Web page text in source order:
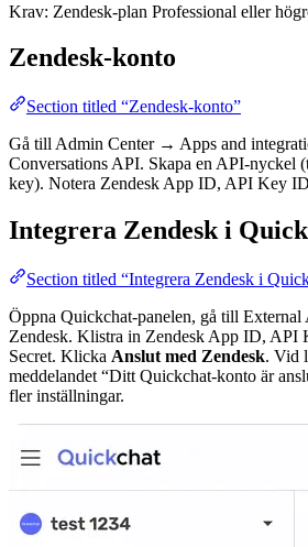
Krav: Zendesk‑plan Professional eller
Zendesk‑konto
Section titled “Zendesk‑konto”
Gå till Admin Center → Apps and
Conversations API. Skapa en API‑nyckel
key). Notera Zendesk App ID, API Key
Integrera Zendesk i
Section titled “Integrera Zendesk i
Öppna Quickchat‑panelen, gå till
Zendesk. Klistra in Zendesk App ID,
Secret. Klicka Anslut med Zendesk. Vid
meddelandet “Ditt Quickchat-konto är
fler inställningar.